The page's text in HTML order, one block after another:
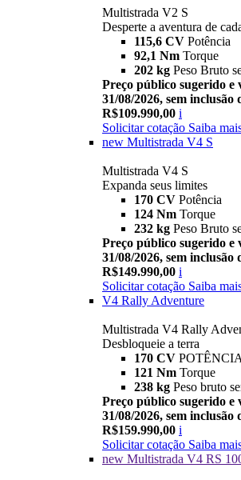
Multistrada V2 S
Desperte a aventura de
115,6 CV Potência
92,1 Nm Torque
202 kg Peso Bruto
Preço público sugerido e
31/08/2026, sem
R$109.990,00 i
Solicitar cotação Saiba
new Multistrada V4 S
Multistrada V4 S
Expanda seus limites
170 CV Potência
124 Nm Torque
232 kg Peso Bruto
Preço público sugerido e
31/08/2026, sem
R$149.990,00 i
Solicitar cotação Saiba
V4 Rally Adventure
Multistrada V4 Rally
Desbloqueie a terra
170 CV POTÊNCIA
121 Nm Torque
238 kg Peso bruto
Preço público sugerido e
31/08/2026, sem inclusão
R$159.990,00 i
Solicitar cotação Saiba
new Multistrada V4 RS